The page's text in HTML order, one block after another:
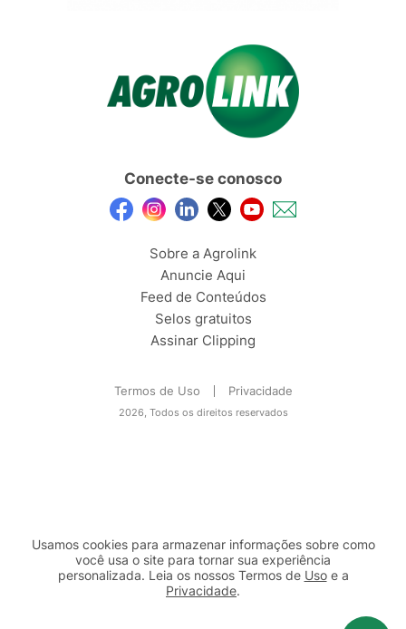
Conecte-se conosco
Sobre a Agrolink
Anuncie Aqui
Feed de Conteúdos
Selos gratuitos
Assinar Clipping
Termos de Uso Privacidade
2026, Todos os direitos reservados
Usamos cookies para armazenar informações sobre como
você usa o site para tornar sua experiência
personalizada. Leia os nossos Termos de Usoe a
Privacidade.